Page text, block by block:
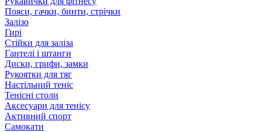
Пояси, гачки, бинти, стрічки
Залізо
Гирі
Стійки для заліза
Гантелі і штанги
Диски, грифи, замки
Рукоятки для тяг
Настільний теніс
Тенісні столи
Аксесуари для тенісу
Активний спорт
Самокати